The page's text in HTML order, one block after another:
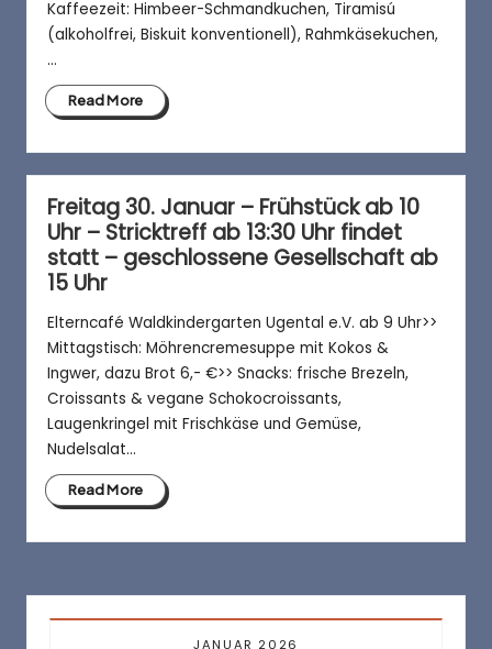
Kaffeezeit: Himbeer-Schmandkuchen, Tiramisú
(alkoholfrei, Biskuit konventionell), Rahmkäsekuchen,
…
Read More
Freitag 30. Januar – Frühstück ab 10
Uhr – Stricktreff ab 13:30 Uhr findet
statt – geschlossene Gesellschaft ab
15 Uhr
Elterncafé Waldkindergarten Ugental e.V. ab 9 Uhr>>
Mittagstisch: Möhrencremesuppe mit Kokos &
Ingwer, dazu Brot 6,- €>> Snacks: frische Brezeln,
Croissants & vegane Schokocroissants,
Laugenkringel mit Frischkäse und Gemüse,
Nudelsalat…
Read More
JANUAR 2026